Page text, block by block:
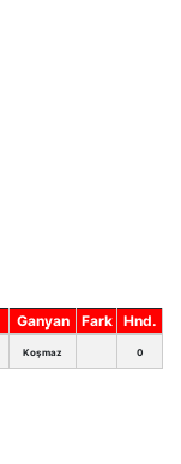
Ganyan Fark Hnd.
Koşmaz 0